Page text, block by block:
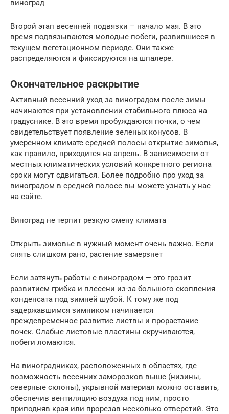
виноград
Второй этап весенней подвязки – начало мая. В это
время подвязываются молодые побеги, развившиеся в
текущем вегетационном периоде. Они также
распределяются и фиксируются на шпалере.
Окончательное раскрытие
Активный весенний уход за виноградом после зимы
начинаются при установлении стабильного плюса на
градуснике. В это время пробуждаются почки, о чем
свидетельствует появление зеленых конусов. В
умеренном климате средней полосы открытие зимовья,
как правило, приходится на апрель. В зависимости от
местных климатических условий конкретного региона
сроки могут сдвигаться. Более подробно про уход за
виноградом в средней полосе вы можете узнать у нас
на сайте.
Виноград не терпит резкую смену климата
Открыть зимовье в нужный момент очень важно. Если
снять слишком рано, растение замерзнет
Если затянуть работы с виноградом — это грозит
развитием грибка и плесени из-за большого скопления
конденсата под зимней шубой. К тому же под
задержавшимся зимником начинается
преждевременное развитие листвы и прорастание
почек. Слабые листовые пластины скручиваются,
побеги ломаются.
На виноградниках, расположенных в областях, где
возможность весенних заморозков выше (низины,
северные склоны), укрывной материал можно оставить,
обеспечив вентиляцию воздуха под ним, просто
приподняв края или прорезав несколько отверстий. Это